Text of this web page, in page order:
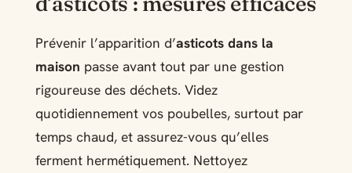
Prévenir l’apparition d’asticots dans la
maison passe avant tout par une gestion
rigoureuse des déchets. Videz
quotidiennement vos poubelles, surtout par
temps chaud, et assurez-vous qu’elles
ferment hermétiquement. Nettoyez